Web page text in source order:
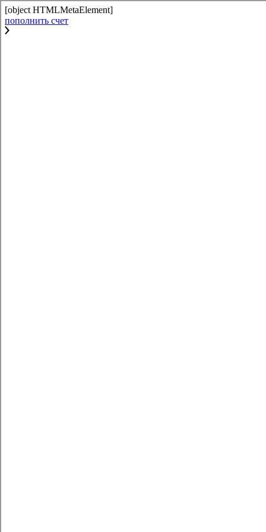
[object HTMLMetaElement]
пополнить счет